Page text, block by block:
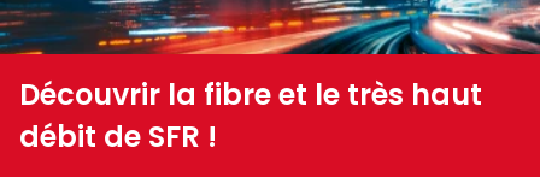
Découvrir la fibre et le très haut
débit de SFR !